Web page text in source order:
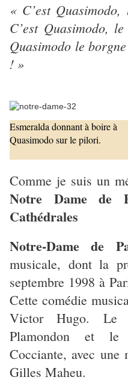
« C’est
C’est Quasimodo,
Quasimodo le
! »
Esmeralda donnant à boire à
Quasimodo sur le pilori.
Comme je suis un
Notre Dame de
Cathédrales
Notre-Dame de
musicale, dont la
septembre 1998 à
Cette comédie
Victor Hugo. Le
Plamondon et le
Cocciante, avec une
Gilles Maheu.